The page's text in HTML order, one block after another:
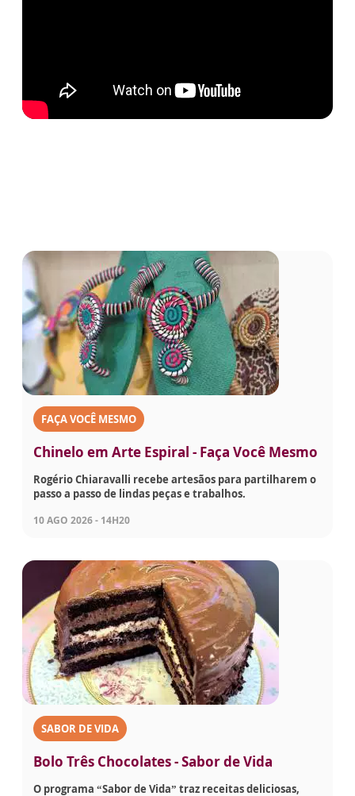
FAÇA VOCÊ MESMO
Chinelo em Arte Espiral - Faça Você Mesmo
Rogério Chiaravalli recebe artesãos para partilharem o
passo a passo de lindas peças e trabalhos.
10 AGO 2026 - 14H20
SABOR DE VIDA
Bolo Três Chocolates - Sabor de Vida
O programa “Sabor de Vida” traz receitas deliciosas,